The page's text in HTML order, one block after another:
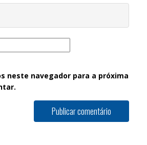
neste navegador para a próxima